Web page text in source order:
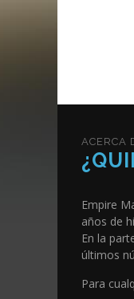
ACERCA
Empire
años de
En la
últimos
Para